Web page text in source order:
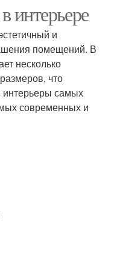
интерьере
и
помещений. В
несколько
что
интерьеры самых
современных и